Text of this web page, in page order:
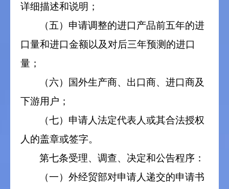
详细描述和说明；
（五）申请调整的进口产品前五年的进
口量和进口金额以及对后三年预测的进口
量；
（六）国外生产商、出口商、进口商及
下游用户；
（七）申请人法定代表人或其合法授权
人的盖章或签字。
第七条受理、调查、决定和公告程序：
（一）外经贸部对申请人递交的申请书